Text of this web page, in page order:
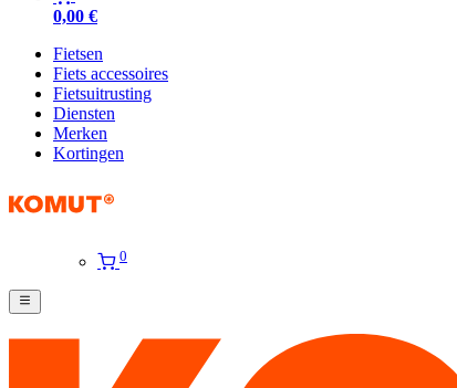
0,00 €
Fietsen
Fiets accessoires
Fietsuitrusting
Diensten
Merken
Kortingen
0